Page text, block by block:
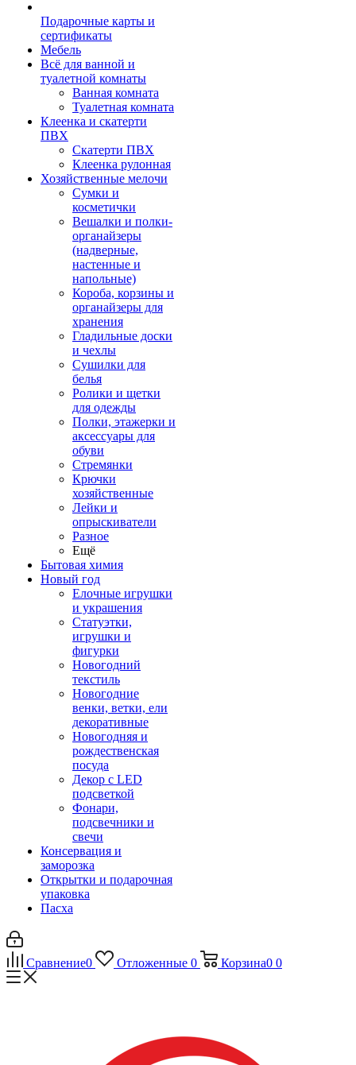
Подарочные карты и
сертификаты
Мебель
Всё для ванной и
туалетной комнаты
Ванная комната
Туалетная комната
Клеенка и скатерти
ПВХ
Скатерти ПВХ
Клеенка рулонная
Хозяйственные мелочи
Сумки и
косметички
Вешалки и полки-
органайзеры
(надверные,
настенные и
напольные)
Короба, корзины и
органайзеры для
хранения
Гладильные доски
и чехлы
Сушилки для
белья
Ролики и щетки
для одежды
Полки, этажерки и
аксессуары для
обуви
Стремянки
Крючки
хозяйственные
Лейки и
опрыскиватели
Разное
Ещё
Бытовая химия
Новый год
Елочные игрушки
и украшения
Статуэтки,
игрушки и
фигурки
Новогодний
текстиль
Новогодние
венки, ветки, ели
декоративные
Новогодняя и
рождественская
посуда
Декор с LED
подсветкой
Фонари,
подсвечники и
свечи
Консервация и
заморозка
Открытки и подарочная
упаковка
Пасха
Сравнение0 Отложенные 0 Корзина0 0